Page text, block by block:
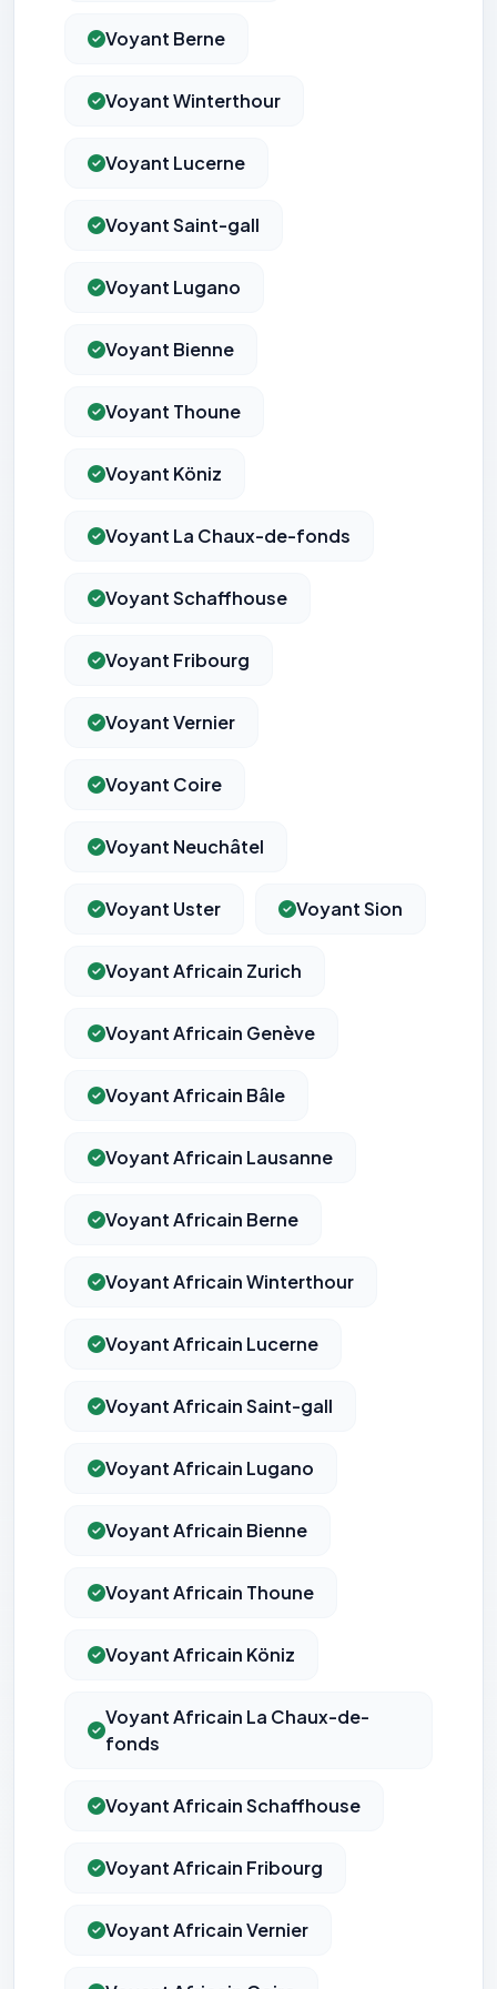
Voyant Berne
Voyant Winterthour
Voyant Lucerne
Voyant Saint-gall
Voyant Lugano
Voyant Bienne
Voyant Thoune
Voyant Köniz
Voyant La Chaux-de-fonds
Voyant Schaffhouse
Voyant Fribourg
Voyant Vernier
Voyant Coire
Voyant Neuchâtel
Voyant Uster Voyant Sion
Voyant Africain Zurich
Voyant Africain Genève
Voyant Africain Bâle
Voyant Africain Lausanne
Voyant Africain Berne
Voyant Africain Winterthour
Voyant Africain Lucerne
Voyant Africain Saint-gall
Voyant Africain Lugano
Voyant Africain Bienne
Voyant Africain Thoune
Voyant Africain Köniz
Voyant Africain La Chaux-de-
fonds
Voyant Africain Schaffhouse
Voyant Africain Fribourg
Voyant Africain Vernier
mémorisation de vos choix de consentement. Ils ne
peuvent pas être désactivés.
Cookies analytiques